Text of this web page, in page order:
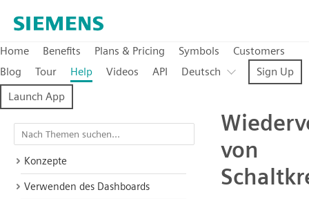
Home Benefits Plans & Pricing Symbols
Customers
Blog
Tour Help Videos API Deutsch
Sign Up
Launch App
Konzepte
Verwenden des Dashboards
von